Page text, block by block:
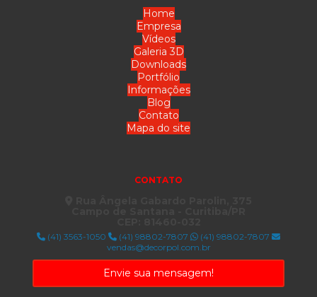
Home
Empresa
Vídeos
Galeria 3D
Downloads
Portfólio
Informações
Blog
Contato
Mapa do site
CONTATO
(41) 3563-1050 (41) 98802-7807
(41) 98802-7807
vendas@decorpol.com.br
Envie sua mensagem!